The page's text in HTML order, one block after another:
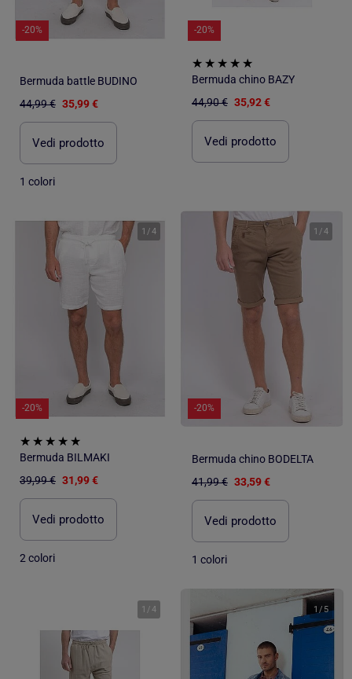
-20%
Bermuda battle BUDINO
44,99 € 35,99 €
Vedi prodotto
1 colori
-20%
Bermuda chino BAZY
44,90 € 35,92 €
Vedi prodotto
1 /4
-20%
Bermuda BILMAKI
39,99 € 31,99 €
Vedi prodotto
2 colori
1 /4
-20%
Bermuda chino BODELTA
41,99 € 33,59 €
Vedi prodotto
1 colori
1 /4 1 / 5